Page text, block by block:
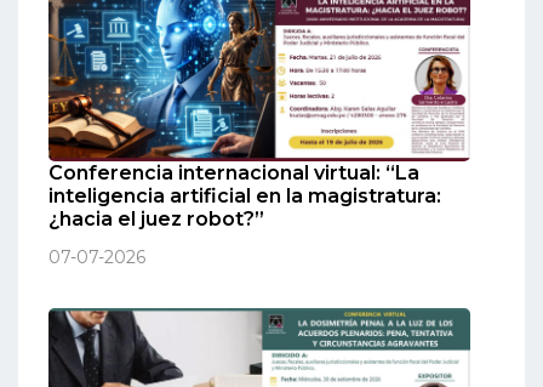
Conferencia internacional virtual: “La
inteligencia artificial en la magistratura:
¿hacia el juez robot?”
07-07-2026